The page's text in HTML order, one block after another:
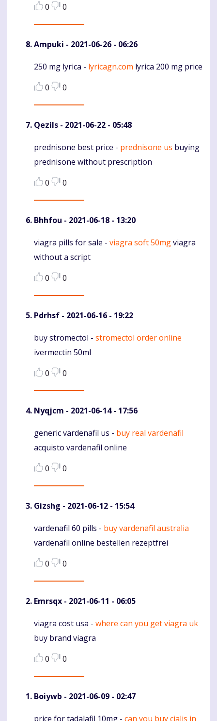
0
0
Ampuki - 2021-06-26 - 06:26
Komentaras
250 mg lyrica - lyricagn.com lyrica 200 mg price
0
0
Qezils - 2021-06-22 - 05:48
Komentaras
prednisone best price - prednisone us buying
prednisone without prescription
0
0
Bhhfou - 2021-06-18 - 13:20
Komentaras
viagra pills for sale - viagra soft 50mgviagra
without a script
0
0
Pdrhsf - 2021-06-16 - 19:22
Komentaras
buy stromectol - stromectol order online
ivermectin 50ml
0
0
Nyqjcm - 2021-06-14 - 17:56
Komentaras
generic vardenafil us - buy real vardenafil
acquisto vardenafil online
0
0
Gizshg - 2021-06-12 - 15:54
Komentaras
vardenafil 60 pills - buy vardenafil australia
vardenafil online bestellen rezeptfrei
0
0
Emrsqx - 2021-06-11 - 06:05
Komentaras
viagra cost usa - where can you get viagra uk
buy brand viagra
0
0
Boiywb - 2021-06-09 - 02:47
price for tadalafil 10mg - can you buy cialis in